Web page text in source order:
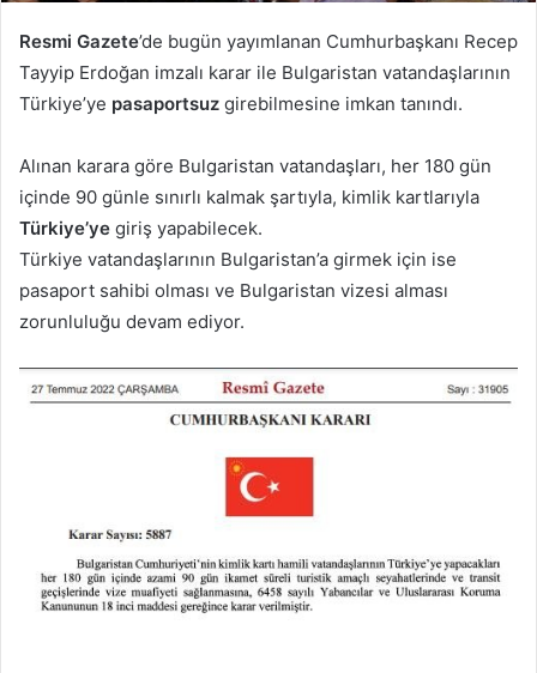
Resmi Gazete’de bugün yayımlanan Cumhurbaşkanı Recep
Tayyip Erdoğan imzalı karar ile Bulgaristan vatandaşlarının
Türkiye’ye pasaportsuz girebilmesine imkan tanındı.
Alınan karara göre Bulgaristan vatandaşları, her 180 gün
içinde 90 günle sınırlı kalmak şartıyla, kimlik kartlarıyla
Türkiye’ye giriş yapabilecek.
Türkiye vatandaşlarının Bulgaristan’a girmek için ise
pasaport sahibi olması ve Bulgaristan vizesi alması
zorunluluğu devam ediyor.